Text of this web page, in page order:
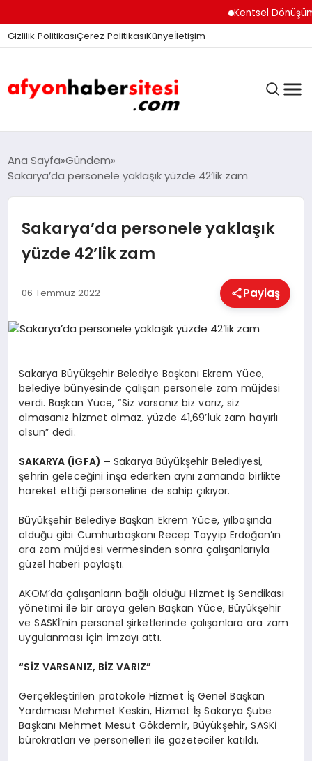
Kentsel Dönüşüm Ofisi
Gizlilik PolitikasıÇerez PolitikasıKünyeİletişim
ANASAYFA
DÜNYA
HABERLER
MAGAZIN
SAĞLIK
SPOR
TEKNOLOJI
Ana Sayfa Gündem
Sakarya’da personele yaklaşık yüzde 42’lik zam
Sakarya’da personele yaklaşık
yüzde 42’lik zam
06 Temmuz 2022 Paylaş
Sakarya Büyükşehir Belediye Başkanı Ekrem Yüce,
belediye bünyesinde çalışan personele zam müjdesi
verdi. Başkan Yüce, “Siz varsanız biz varız, siz
olmasanız hizmet olmaz. yüzde 41,69’luk zam hayırlı
olsun” dedi.
SAKARYA (İGFA) –Sakarya Büyükşehir Belediyesi,
şehrin geleceğini inşa ederken aynı zamanda birlikte
hareket ettiği personeline de sahip çıkıyor.
Büyükşehir Belediye Başkan Ekrem Yüce, yılbaşında
olduğu gibi Cumhurbaşkanı Recep Tayyip Erdoğan’ın
ara zam müjdesi vermesinden sonra çalışanlarıyla
güzel haberi paylaştı.
AKOM’da çalışanların bağlı olduğu Hizmet İş Sendikası
yönetimi ile bir araya gelen Başkan Yüce, Büyükşehir
ve SASKİ’nin personel şirketlerinde çalışanlara ara zam
uygulanması için imzayı attı.
“SİZ VARSANIZ, BİZ VARIZ”
Gerçekleştirilen protokole Hizmet İş Genel Başkan
Yardımcısı Mehmet Keskin, Hizmet İş Sakarya Şube
Başkanı Mehmet Mesut Gökdemir, Büyükşehir, SASKİ
bürokratları ve personelleri ile gazeteciler katıldı.